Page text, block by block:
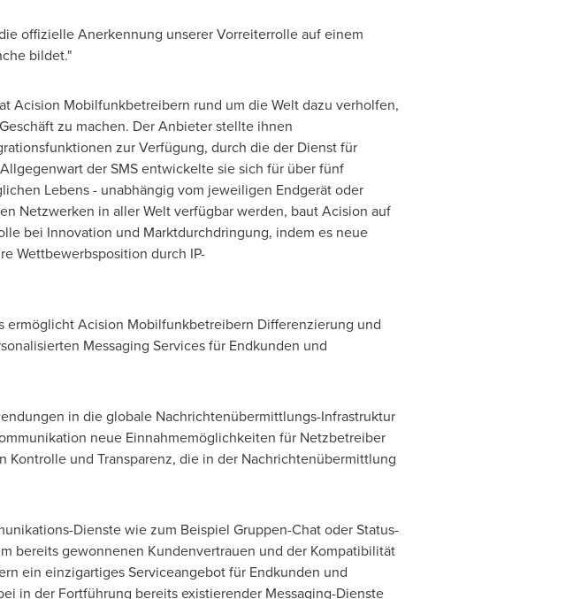
offizielle Anerkennung unserer Vorreiterrolle auf einem
bildet."
Acision Mobilfunkbetreibern rund um die Welt dazu verholfen,
zu machen. Der Anbieter stellte ihnen
zur Verfügung, durch dieder Dienstfür
der SMS entwickelte sie sich für über fünf
Lebens - unabhängig vom jeweiligen Endgerät oder
Netzwerken in aller Welt verfügbar werden, baut Acision auf
bei Innovation und Marktdurchdringung, indem es neue
Wettbewerbsposition durch IP-
ermöglicht Acision Mobilfunkbetreibern Differenzierung und
Messaging Services für Endkunden und
in die globale Nachrichtenübermittlungs-Infrastruktur
neue Einnahmemöglichkeiten für Netzbetreiber
und Transparenz, die in der Nachrichtenübermittlung
Dienste wie zum Beispiel Gruppen-Chat oder Status-
bereits gewonnenen Kundenvertrauen und der Kompatibilität
ein einzigartiges Serviceangebot für Endkunden und
in der Fortführung bereits existierender Messaging-Dienste